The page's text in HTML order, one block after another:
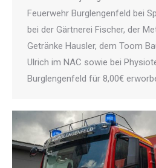
Feuerwehr Burglengenfeld bei
bei der Gärtnerei Fischer, der
Getränke Hausler, dem Toom
Ulrich im NAC sowie bei
Burglengenfeld für 8,00€